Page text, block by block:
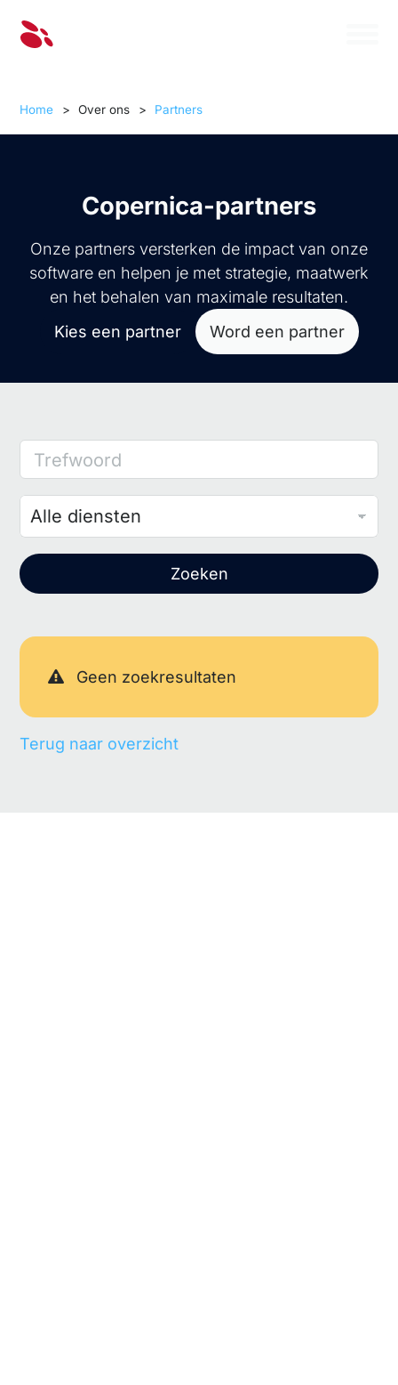
Home > Over ons > Partners
Copernica-partners
Onze partners versterken de impact van onze
software en helpen je met strategie, maatwerk
en het behalen van maximale resultaten.
Kies een partner
Word een partner
Trefwoord
Zoeken
Geen zoekresultaten
Terug naar overzicht